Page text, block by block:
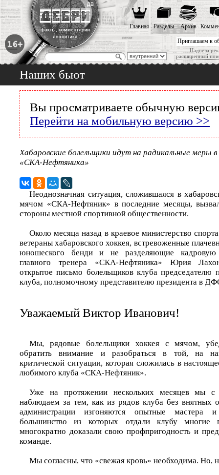
Приглашаем к
Надоела
расширенный
Главная Разделы Архив
Наших бьют
Вы просматриваете обычную
Перейти на мобильную версию >>
Хабаровские болельщики идут на радикальные меры
«СКА-Нефтяника»
Неоднозначная ситуация, сложившаяся в
мячом «СКА-Нефтяник» в последние месяцы,
стороны местной спортивной общественности.
Около месяца назад в краевое министерство
ветераны хабаровского хоккея, встревоженные
юношеского бенди и не разделяющие кадровую
главного тренера «СКА-Нефтяника» Юрия
открытое письмо болельщиков клуба председателю
клуба, полномочному представителю президента в
Уважаемый Виктор Иванович!
Мы, рядовые болельщики хоккея с мячом,
обратить внимание и разобраться в той, на
критической ситуации, которая сложилась в
любимого клуба «СКА-Нефтяник».
Уже на протяжении нескольких месяцев мы с
наблюдаем за тем, как из рядов клуба без внятных
администрации изгоняются опытные мастера
большинство из которых отдали клубу
многократно доказали свою профпригодность и
команде.
Мы согласны, что «свежая кровь» необходима. Но,